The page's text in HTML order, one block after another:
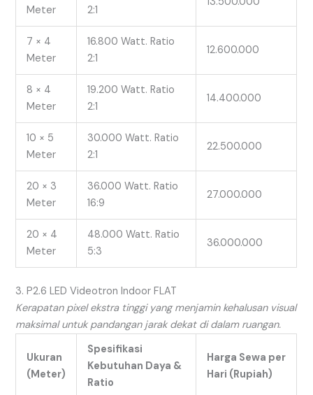
Meter 2:1
7 × 4
Meter
16.800 Watt. Ratio
2:1
12.600.000
8 × 4
Meter
19.200 Watt. Ratio
2:1
14.400.000
10 × 5
Meter
30.000 Watt. Ratio
2:1
22.500.000
20 × 3
Meter
36.000 Watt. Ratio
16:9
27.000.000
20 × 4
Meter
48.000 Watt. Ratio
5:3
36.000.000
3. P2.6 LED Videotron Indoor FLAT
Kerapatan pixel ekstra tinggi yang menjamin kehalusan visual
maksimal untuk pandangan jarak dekat di dalam ruangan.
Ukuran
(Meter)
Spesifikasi
Kebutuhan Daya &
Ratio
Harga Sewa per
Hari (Rupiah)